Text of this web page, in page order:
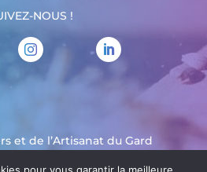
NOUS !
et de l’Artisanat du Gard
Juin